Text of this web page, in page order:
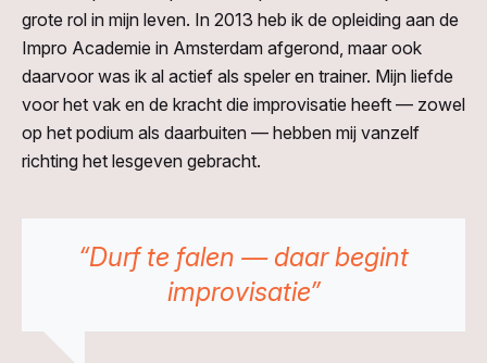
grote rol in mijn leven. In 2013 heb ik de opleiding aan de
Impro Academie in Amsterdam afgerond, maar ook
daarvoor was ik al actief als speler en trainer. Mijn liefde
voor het vak en de kracht die improvisatie heeft — zowel
op het podium als daarbuiten — hebben mij vanzelf
richting het lesgeven gebracht.
“Durf te falen — daar begint
improvisatie”